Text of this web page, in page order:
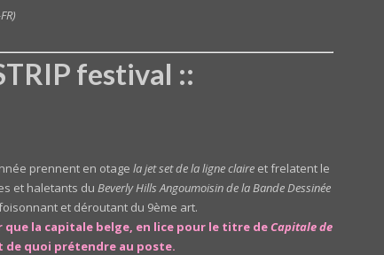
festival ::
prennent en otage la jet set de la ligne claire et frelatent le
et haletants du Beverly Hills Angoumoisin de la Bande Dessinée
et déroutant du 9ème art.
la capitale belge, en lice pour le titre deCapitale de
de quoi prétendre au poste.